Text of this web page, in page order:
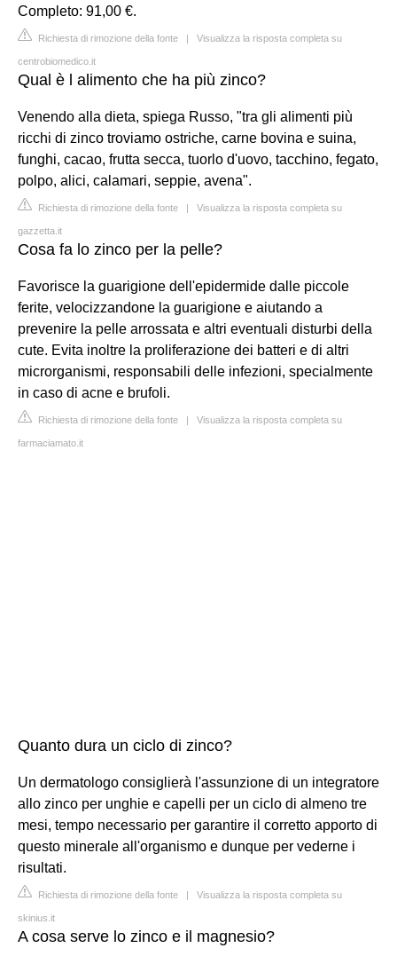
Completo: 91,00 €.
Richiesta di rimozione della fonte | Visualizza la risposta completa su
centrobiomedico.it
Qual è l alimento che ha più zinco?
Venendo alla dieta, spiega Russo, "tra gli alimenti più
ricchi di zinco troviamo ostriche, carne bovina e suina,
funghi, cacao, frutta secca, tuorlo d'uovo, tacchino, fegato,
polpo, alici, calamari, seppie, avena".
Richiesta di rimozione della fonte | Visualizza la risposta completa su
gazzetta.it
Cosa fa lo zinco per la pelle?
Favorisce la guarigione dell'epidermide dalle piccole
ferite, velocizzandone la guarigione e aiutando a
prevenire la pelle arrossata e altri eventuali disturbi della
cute. Evita inoltre la proliferazione dei batteri e di altri
microrganismi, responsabili delle infezioni, specialmente
in caso di acne e brufoli.
Richiesta di rimozione della fonte | Visualizza la risposta completa su
farmaciamato.it
Quanto dura un ciclo di zinco?
Un dermatologo consiglierà l'assunzione di un integratore
allo zinco per unghie e capelli per un ciclo di almeno tre
mesi, tempo necessario per garantire il corretto apporto di
questo minerale all'organismo e dunque per vederne i
risultati.
Richiesta di rimozione della fonte | Visualizza la risposta completa su
skinius.it
A cosa serve lo zinco e il magnesio?